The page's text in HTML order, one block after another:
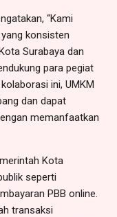
“Kami
konsisten
Surabaya dan
para pegiat
ini, UMKM
dan dapat
memanfaatkan
Kota
seperti
PBB online.
transaksi